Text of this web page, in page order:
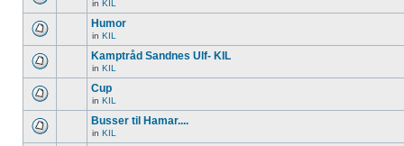
in KIL
Humor
in KIL
Kamptråd Sandnes Ulf- KIL
in KIL
Cup
in KIL
Busser til Hamar....
in KIL